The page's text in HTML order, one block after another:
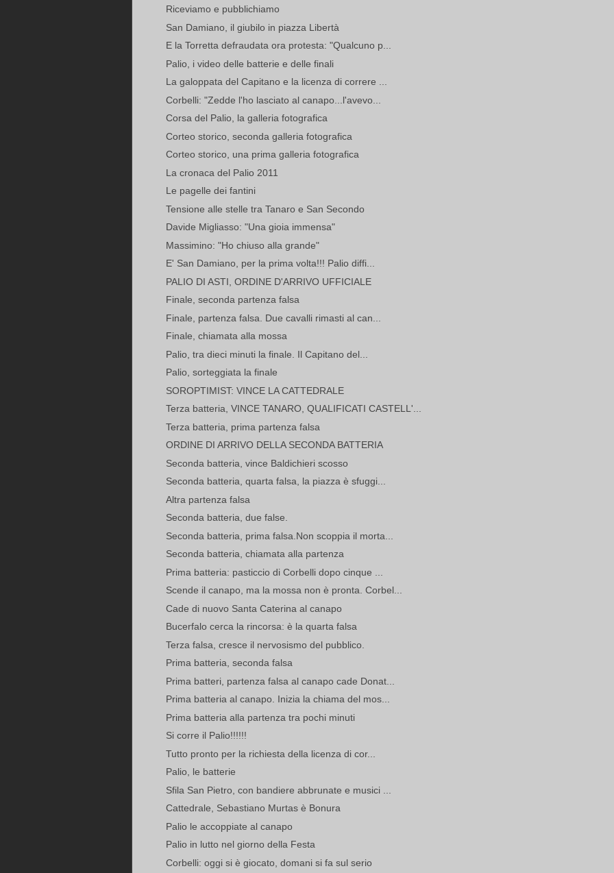
Riceviamo e pubblichiamo
San Damiano, il giubilo in piazza Libertà
E la Torretta defraudata ora protesta: "Qualcuno p...
Palio, i video delle batterie e delle finali
La galoppata del Capitano e la licenza di correre ...
Corbelli: "Zedde l'ho lasciato al canapo...l'avevo...
Corsa del Palio, la galleria fotografica
Corteo storico, seconda galleria fotografica
Corteo storico, una prima galleria fotografica
La cronaca del Palio 2011
Le pagelle dei fantini
Tensione alle stelle tra Tanaro e San Secondo
Davide Migliasso: "Una gioia immensa"
Massimino: "Ho chiuso alla grande"
E' San Damiano, per la prima volta!!! Palio diffi...
PALIO DI ASTI, ORDINE D'ARRIVO UFFICIALE
Finale, seconda partenza falsa
Finale, partenza falsa. Due cavalli rimasti al can...
Finale, chiamata alla mossa
Palio, tra dieci minuti la finale. Il Capitano del...
Palio, sorteggiata la finale
SOROPTIMIST: VINCE LA CATTEDRALE
Terza batteria, VINCE TANARO, QUALIFICATI CASTELL'...
Terza batteria, prima partenza falsa
ORDINE DI ARRIVO DELLA SECONDA BATTERIA
Seconda batteria, vince Baldichieri scosso
Seconda batteria, quarta falsa, la piazza è sfuggi...
Altra partenza falsa
Seconda batteria, due false.
Seconda batteria, prima falsa.Non scoppia il morta...
Seconda batteria, chiamata alla partenza
Prima batteria: pasticcio di Corbelli dopo cinque ...
Scende il canapo, ma la mossa non è pronta. Corbel...
Cade di nuovo Santa Caterina al canapo
Bucerfalo cerca la rincorsa: è la quarta falsa
Terza falsa, cresce il nervosismo del pubblico.
Prima batteria, seconda falsa
Prima batteri, partenza falsa al canapo cade Donat...
Prima batteria al canapo. Inizia la chiama del mos...
Prima batteria alla partenza tra pochi minuti
Si corre il Palio!!!!!!
Tutto pronto per la richiesta della licenza di cor...
Palio, le batterie
Sfila San Pietro, con bandiere abbrunate e musici ...
Cattedrale, Sebastiano Murtas è Bonura
Palio le accoppiate al canapo
Palio in lutto nel giorno della Festa
Corbelli: oggi si è giocato, domani si fa sul serio